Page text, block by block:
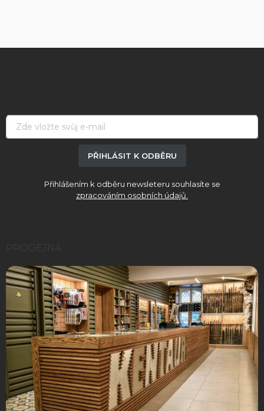
PŘIHLÁSIT K ODBĚRU
Přihlášením k odběru newsleteru souhlasíte se
zpracováním osobních údajů.
PRODEJNA